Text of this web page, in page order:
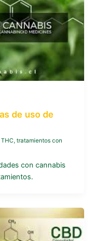
de uso de
THC, tratamientos con
con cannabis